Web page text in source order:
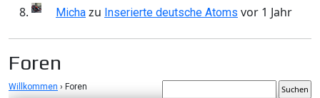
Micha zu Inserierte deutsche Atoms vor 1 Jahr
Foren
Willkommen › Foren